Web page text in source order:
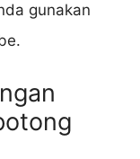
gunakan